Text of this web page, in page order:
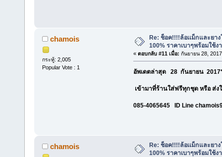
chamois
กระทู้: 2,005
Popular Vote : 1
Re: ช็อค!!!!ล้อเเม็กและยา
100% ราคาเบาๆพร้อมใช้ง
« ตอบกลับ #11 เมื่อ: กันยายน 28,
อัพเดตล่าสุด 28 กันยายน
เข้ามาที่ร้านใส่ฟรีทุกชุด หรือ ส่
085-4065645 ID Line
chamois
Re: ช็อค!!!!ล้อเเม็กและยา
100% ราคาเบาๆพร้อมใช้ง